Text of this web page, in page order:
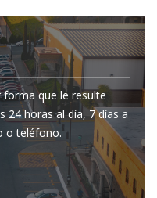
que le resulte
24 horas al día, 7 días a
o teléfono.